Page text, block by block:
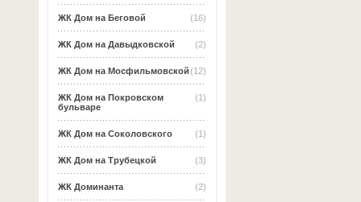
(16)
ЖК Дом на Беговой
(2)
ЖК Дом на Давыдковской
(12)
ЖК Дом на Мосфильмовской
(1)
ЖК Дом на Покровском
бульваре
(1)
ЖК Дом на Соколовского
(3)
ЖК Дом на Трубецкой
(2)
ЖК Доминанта